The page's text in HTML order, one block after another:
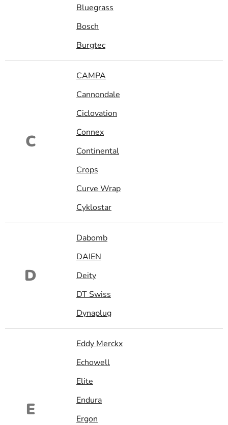
Bluegrass
Bosch
Burgtec
C
CAMPA
Cannondale
Ciclovation
Connex
Continental
Crops
Curve Wrap
Cyklostar
D
Dabomb
DAIEN
Deity
DT Swiss
Dynaplug
E
Eddy Merckx
Echowell
Elite
Endura
Ergon